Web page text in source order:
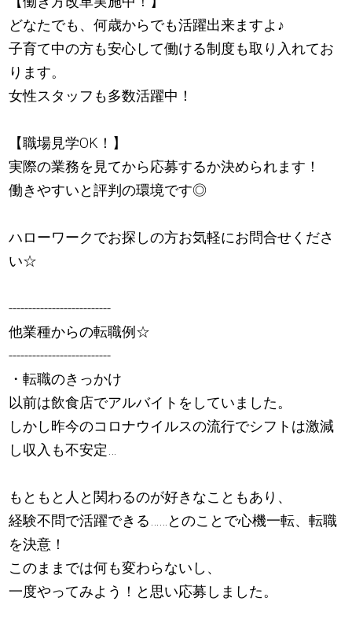
どなたでも、何歳からでも活躍出来ますよ ♪
子育て中の方も安心して働ける制度も取り入れてお
ります。
女性スタッフも多数活躍中！
【職場見学OK！】
実際の業務を見てから応募するか決められます！
働きやすいと評判の環境です◎
ハローワークでお探しの方お気軽にお問合せくださ
い☆
--------------------------
他業種からの転職例☆
--------------------------
・転職のきっかけ
以前は飲食店でアルバイトをしていました。
しかし昨今のコロナウイルスの流行でシフトは激減
し収入も不安定…
もともと人と関わるのが好きなこともあり、
経験不問で活躍できる……とのことで心機一転、転職
を決意！
このままでは何も変わらないし、
一度やってみよう！と思い応募しました。